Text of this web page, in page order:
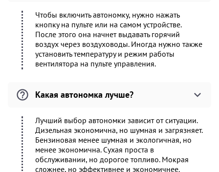
Чтобы включить автономку, нужно нажать
кнопку на пульте или на самом устройстве.
После этого она начнет выдавать горячий
воздух через воздуховоды. Иногда нужно также
установить температуру и режим работы
вентилятора на пульте управления.
Какая автономка лучше?
Лучший выбор автономки зависит от ситуации.
Дизельная экономична, но шумная и загрязняет.
Бензиновая менее шумная и экологичная, но
менее экономична. Сухая проста в
обслуживании, но дорогое топливо. Мокрая
сложнее, но эффективнее и экономичнее.